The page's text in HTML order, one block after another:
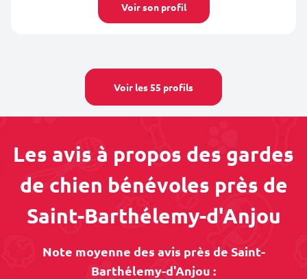
Voir son profil
Voir les 55 profils
Les avis à propos des gardes
de chien bénévoles près de
Saint-Barthélemy-d'Anjou
Note moyenne des avis près de Saint-
Barthélemy-d'Anjou :